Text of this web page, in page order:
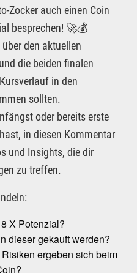
Zocker auch einen Coin
besprechen! 🚀💰
den aktuellen
die beiden finalen
in den
sollten.
oder bereits erste
in diesen Kommentar
und Insights, die dir
zu treffen.
X Potenzial?
dieser gekauft werden?
ergeben sich beim